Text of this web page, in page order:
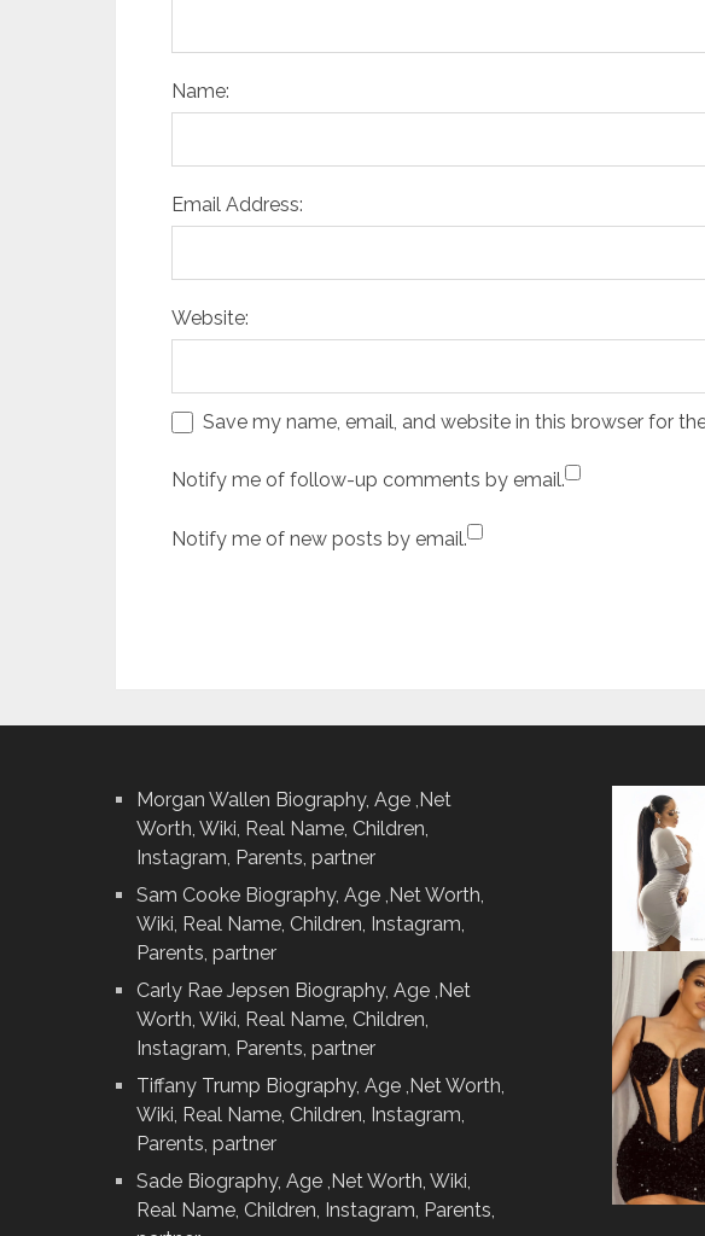
Name:
Email Address:
Website:
Save my name, email, and website in this browser for
Notify me of follow-up comments by email.
Notify me of new posts by email.
Morgan Wallen Biography, Age ,Net
Worth, Wiki, Real Name, Children,
Instagram, Parents, partner
Sam Cooke Biography, Age ,Net Worth,
Wiki, Real Name, Children, Instagram,
Parents, partner
Carly Rae Jepsen Biography, Age ,Net
Worth, Wiki, Real Name, Children,
Instagram, Parents, partner
Tiffany Trump Biography, Age ,Net Worth,
Wiki, Real Name, Children, Instagram,
Parents, partner
Sade Biography, Age ,Net Worth, Wiki,
Real Name, Children, Instagram, Parents,